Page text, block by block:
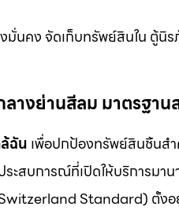
มั่นคง จัดเก็บทรัพย์สินใน ตู้นิ
กลางย่านสีลม มาตรฐ
ล้ฉัน เพื่อปกป้องทรัพย์สินชิ้นส
ระสบการณ์ที่เปิดให้บริการม
Standard) ตั้ง